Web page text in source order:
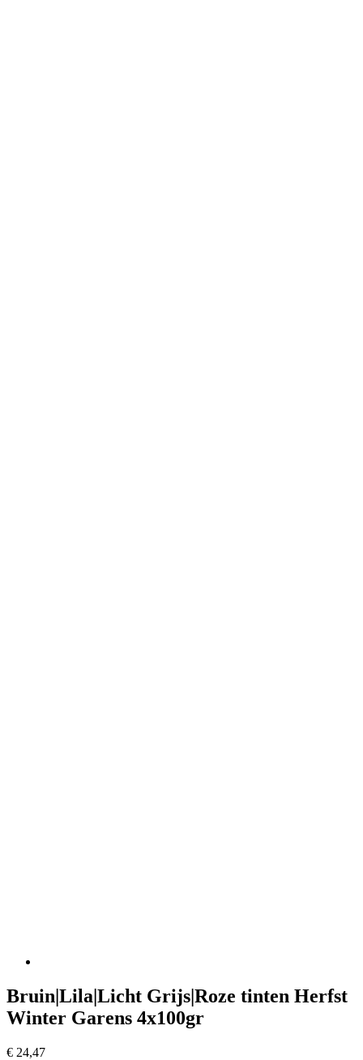
Bruin|Lila|Licht Grijs|Roze tinten Herfst
Winter Garens 4x100gr
€ 24,47